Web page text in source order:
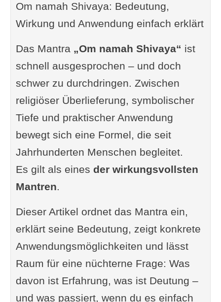
Om namah Shivaya: Bedeutung,
Wirkung und Anwendung einfach erklärt
Das Mantra „Om namah Shivaya“ ist
schnell ausgesprochen – und doch
schwer zu durchdringen. Zwischen
religiöser Überlieferung, symbolischer
Tiefe und praktischer Anwendung
bewegt sich eine Formel, die seit
Jahrhunderten Menschen begleitet.
Es gilt als eines der wirkungsvollsten
Mantren.
Dieser Artikel ordnet das Mantra ein,
erklärt seine Bedeutung, zeigt konkrete
Anwendungsmöglichkeiten und lässt
Raum für eine nüchterne Frage: Was
davon ist Erfahrung, was ist Deutung –
und was passiert, wenn du es einfach